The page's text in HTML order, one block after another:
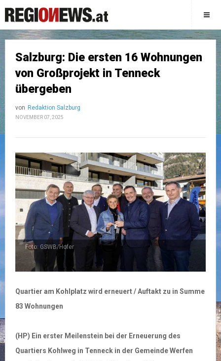
Salzburg: Die ersten 16 Wohnungen
von Großprojekt in Tenneck
übergeben
von Redaktion Salzburg
NOVEMBER 07, 2025
Foto: GSWB/Hofer
Quartier am Kohlplatz wird erneuert / Auftakt zu in Summe
83 Wohnungen
(HP) Ein erster Meilenstein bei der Erneuerung des
Quartiers Kohlweg in Tenneck in der Gemeinde Werfen